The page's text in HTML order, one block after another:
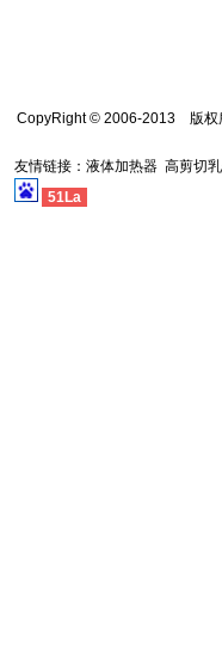
CopyRight © 2006-2013 版权
友情链接： 液体加热器 高剪切
51La